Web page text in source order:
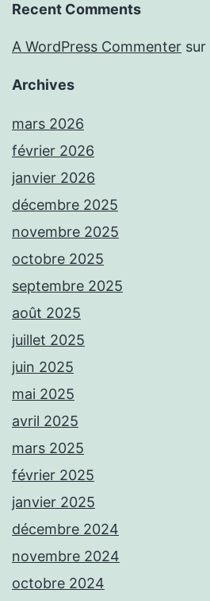
Recent Comments
A WordPress Commenter sur
Archives
mars 2026
février 2026
janvier 2026
décembre 2025
novembre 2025
octobre 2025
septembre 2025
août 2025
juillet 2025
juin 2025
mai 2025
avril 2025
mars 2025
février 2025
janvier 2025
décembre 2024
novembre 2024
octobre 2024